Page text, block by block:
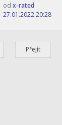
od x-rated
27.01.2022 20:28